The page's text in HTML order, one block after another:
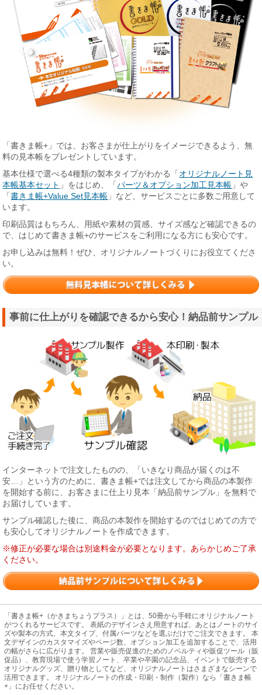
「書きま帳+」では、お客さまが仕上がりをイメージできるよう、無
料の見本帳をプレゼントしています。
基本仕様で選べる4種類の製本タイプがわかる「 オリジナルノート見
本帳基本セット 」をはじめ、「パーツ＆オプション加工見本帳 」や
「書きま帳+Value Set見本帳 」など、サービスごとに多数ご用意して
います。
印刷品質はもちろん、用紙や素材の質感、サイズ感など確認できるの
で、はじめて書きま帳+のサービスをご利用になる方にも安心です。
お申し込みは無料！ぜひ、オリジナルノートづくりにお役立てくださ
い。
事前に仕上がりを確認できるから安心！納品前サンプル
インターネットで注文したものの、「いきなり商品が届くのは不
安…」という方のために、書きま帳+では注文してから商品の本製作
を開始する前に、お客さまに仕上り見本「納品前サンプル」を無料で
お届けしています。
サンプル確認した後に、商品の本製作を開始するのではじめての方で
も安心してオリジナルノートを作成できます。
※修正が必要な場合は別途料金が必要となります。あらかじめご了承
ください。
「書きま帳+（かきまちょうプラス）」とは、50冊から手軽にオリジナルノート
がつくれるサービスです。 表紙のデザインさえ用意すれば、あとはノートのサイ
ズや製本の方式、本文タイプ、付属パーツなどを選ぶだけでご注文できます。 本
文デザインのカスタマイズやページ数、オプション加工を追加することで、活用
の幅がさらに広がります。 営業や販売促進のためのノベルティや販促ツール（販
促品）、教育現場で使う学習ノート、卒業や卒園の記念品、イベントで販売する
オリジナルグッズ、贈り物としてなど、オリジナルノートはさまざまなシーンで
活用できます。 オリジナルノートの作成・印刷・制作（製作）なら「書きま帳
+」にお任せください。